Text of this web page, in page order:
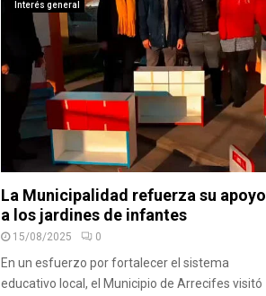
Interés general
La Municipalidad refuerza su apoyo
a los jardines de infantes
15/08/2025 0
En un esfuerzo por fortalecer el sistema
educativo local, el Municipio de Arrecifes visitó